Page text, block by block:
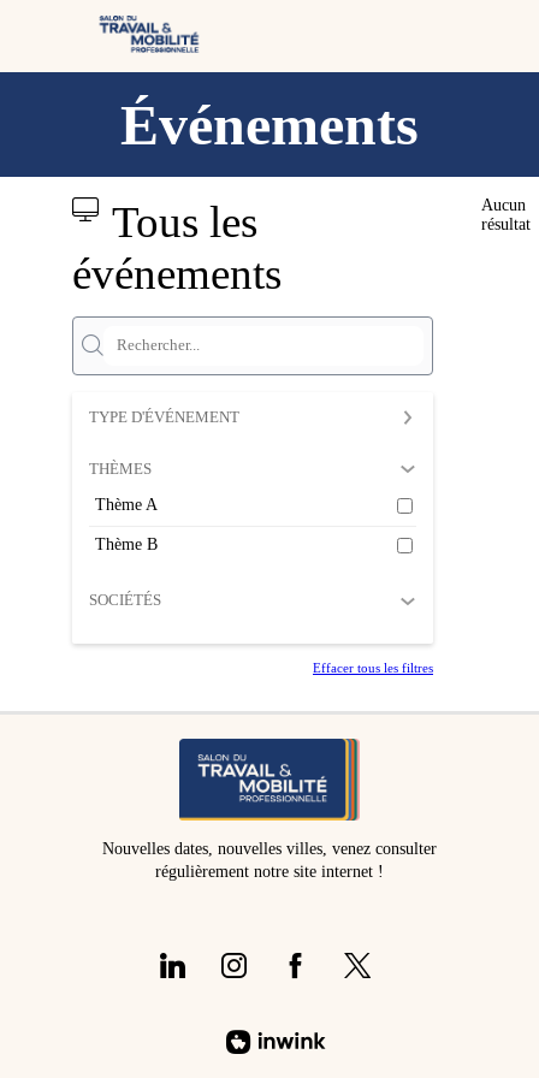
Événements
Tous les
événements
TYPE D'ÉVÉNEMENT
THÈMES
Thème A
Thème B
SOCIÉTÉS
Effacer tous les filtres
Aucun
résultat
Nouvelles dates, nouvelles villes, venez consulter
régulièrement notre site internet !